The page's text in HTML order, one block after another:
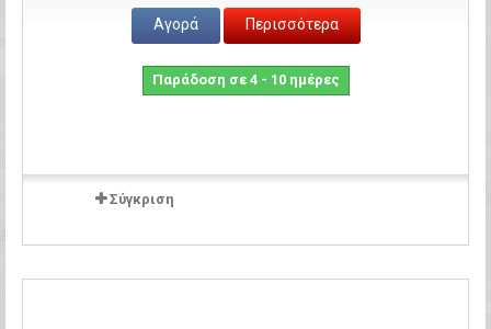
Αγορά Περισσότερα
Παράδοση σε 4 - 10 ημέρες
Σύγκριση